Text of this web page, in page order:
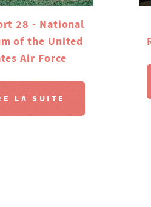
28 - National
of the United
Air Force
LA SUITE